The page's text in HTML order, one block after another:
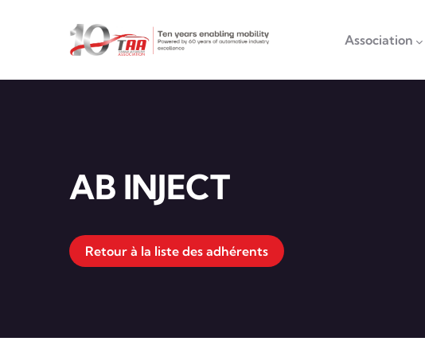
Association
AB INJECT
Retour à la liste des adhérents